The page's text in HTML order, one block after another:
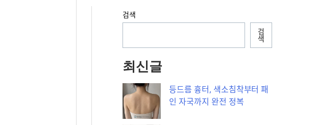
검색
검
색
최신글
등드름 흉터, 색소침착부터 패
인 자국까지 완전 정복